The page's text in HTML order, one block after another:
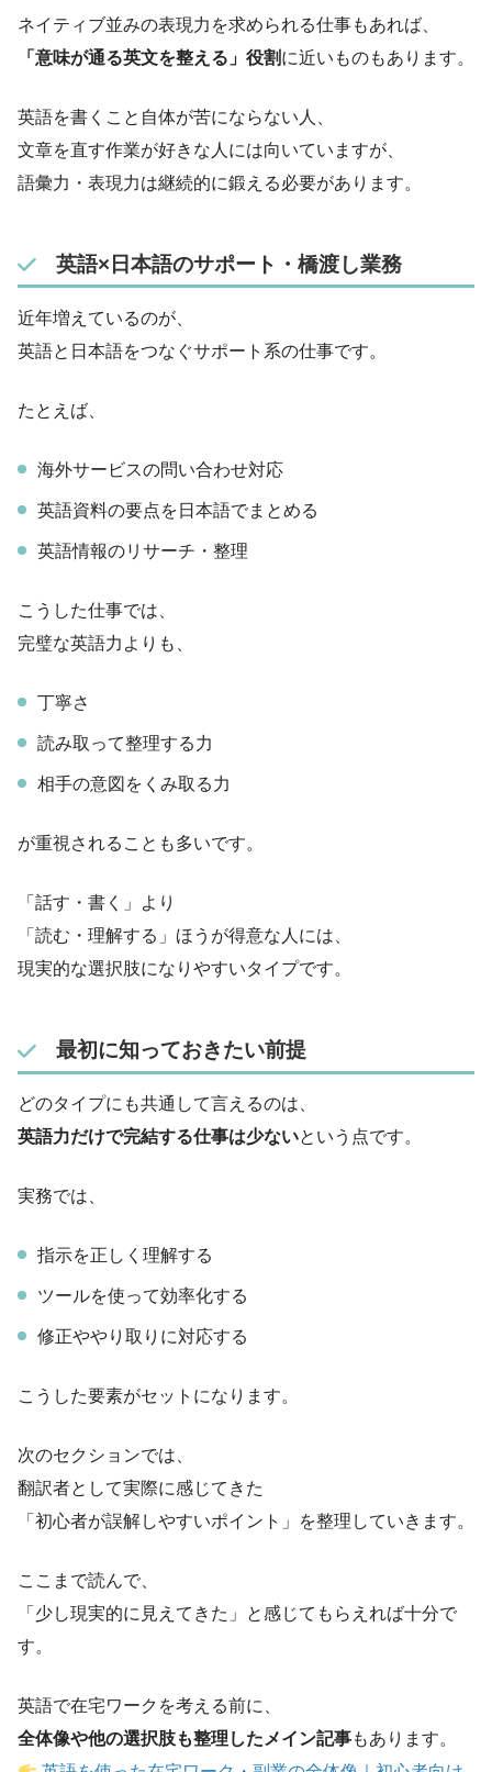
ネイティブ並みの表現力を求められる仕事もあれば、
「意味が通る英文を整える」役割に近いものもあります。
英語を書くこと自体が苦にならない人、
文章を直す作業が好きな人には向いていますが、
語彙力・表現力は継続的に鍛える必要があります。
英語×日本語のサポート・橋渡し業務
近年増えているのが、
英語と日本語をつなぐサポート系の仕事です。
たとえば、
海外サービスの問い合わせ対応
英語資料の要点を日本語でまとめる
英語情報のリサーチ・整理
こうした仕事では、
完璧な英語力よりも、
丁寧さ
読み取って整理する力
相手の意図をくみ取る力
が重視されることも多いです。
「話す・書く」より
「読む・理解する」ほうが得意な人には、
現実的な選択肢になりやすいタイプです。
最初に知っておきたい前提
どのタイプにも共通して言えるのは、
英語力だけで完結する仕事は少ないという点です。
実務では、
指示を正しく理解する
ツールを使って効率化する
修正ややり取りに対応する
こうした要素がセットになります。
次のセクションでは、
翻訳者として実際に感じてきた
「初心者が誤解しやすいポイント」を整理していきます。
ここまで読んで、
「少し現実的に見えてきた」と感じてもらえれば十分で
す。
英語で在宅ワークを考える前に、
全体像や他の選択肢も整理したメイン記事もあります。